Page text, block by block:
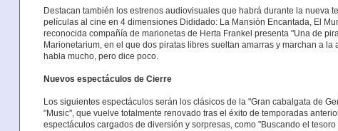
Destacan también los estrenos audiovisuales que habrá durante la nueva
películas al cine en 4 dimensiones Dididado: La Mansión Encantada, El
reconocida compañía de marionetas de Herta Frankel presenta "Una de
Marionetarium, en el que dos piratas libres sueltan amarras y marchan a
habla mucho, pero dice poco.
Nuevos espectáculos de Cierre
Los siguientes espectáculos serán los clásicos de la "Gran cabalgata de
"Music", que vuelve totalmente renovado tras el éxito de temporadas
espectáculos cargados de diversión y sorpresas, como "Buscando el